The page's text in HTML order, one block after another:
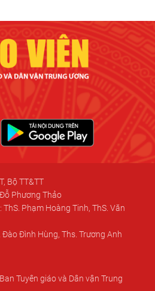
Bộ TT&TT
Phương Thảo
Phạm Hoàng Tinh, ThS. Văn
Đình Hùng, Ths. Trương Anh
Tuyên giáo và Dân vận Trung